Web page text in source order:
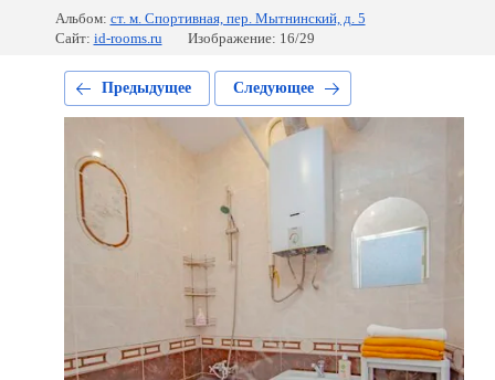
Альбом: ст. м. Спортивная, пер. Мытнинский, д. 5
Сайт: id-rooms.ru Изображение: 16/29
Предыдущее Следующее